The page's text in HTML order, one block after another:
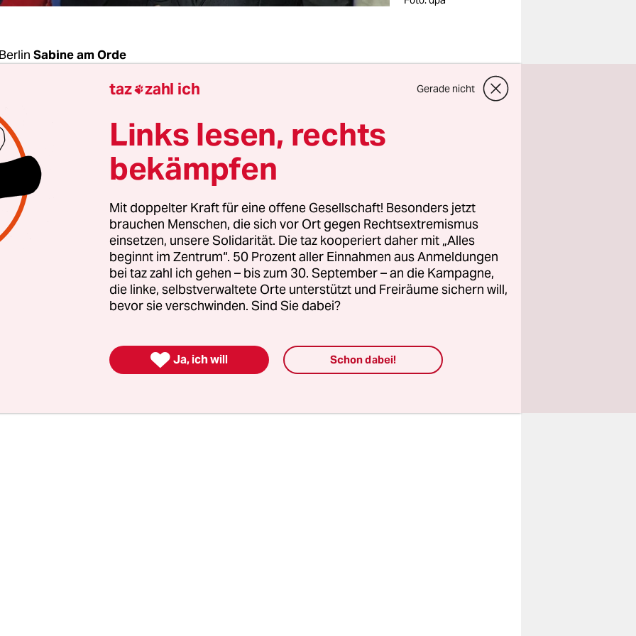
Sabine am Orde
Armin Laschet auf den Klassiker der Union. Er stehe für
Verlässlichkeit“ in schwierigen Zeiten, sagt der
in seinem Schlussstatement beim Fernsehtriell.
Gründe, warum man in vier Wochen sein Kreuz bei der
soll, führt Laschet da nicht mehr an. Sein Problem: Die
der in der Kontinuität der Kanzlerin steht, hat
Abend längst SPD-Mann Olaf Scholz besetzt.
geht es in der ersten der insgesamt drei TV-Debatten der
am Sonntagabend um alles: Seine
Querschlägen aus München gehörigen Anteil hat. Die
taz zahl ich Gerade nicht
Links lesen, rechts
bekämpfen
Mit doppelter Kraft für eine offene Gesellschaft! Besonders jetzt
brauchen Menschen, die sich vor Ort gegen Rechtsextremismus
einsetzen, unsere Solidarität. Die taz kooperiert daher mit „Alles
beginnt im Zentrum“. 50 Prozent aller Einnahmen aus Anmeldungen
bei taz zahl ich gehen – bis zum 30. September – an die Kampagne,
die linke, selbstverwaltete Orte unterstützt und Freiräume sichern will,
bevor sie verschwinden. Sind Sie dabei?
 Ja, ich will Schon dabei!